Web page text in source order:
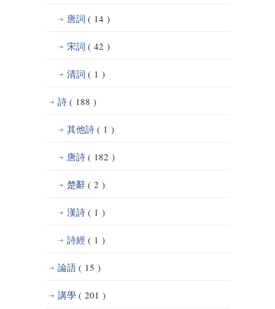
唐詞 ( 14 )
宋詞 ( 42 )
清詞 ( 1 )
詩 ( 188 )
其他詩 ( 1 )
唐詩 ( 182 )
楚辭 ( 2 )
漢詩 ( 1 )
詩經 ( 1 )
論語 ( 15 )
講學 ( 201 )